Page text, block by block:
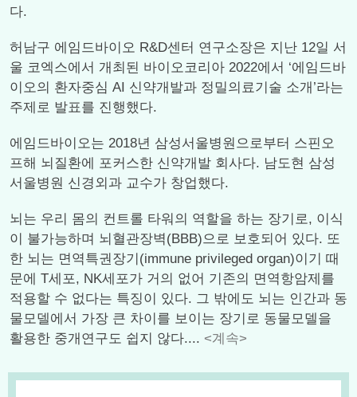
다.
허남구 에임드바이오 R&D센터 연구소장은 지난 12일 서
울 코엑스에서 개최된 바이오코리아 2022에서 ‘에임드바
이오의 환자중심 AI 신약개발과 정밀의료기술 소개’라는
주제로 발표를 진행했다.
에임드바이오는 2018년 삼성서울병원으로부터 스핀오
프해 뇌질환에 포커스한 신약개발 회사다. 남도현 삼성
서울병원 신경외과 교수가 창업했다.
뇌는 우리 몸의 컨트롤 타워의 역할을 하는 장기로, 이식
이 불가능하며 뇌혈관장벽(BBB)으로 보호되어 있다. 또
한 뇌는 면역특권장기(immune privileged organ)이기 때
문에 T세포, NK세포가 거의 없어 기존의 면역항암제를
적용할 수 없다는 특징이 있다. 그 밖에도 뇌는 인간과 동
물모델에서 가장 큰 차이를 보이는 장기로 동물모델을
활용한 중개연구도 쉽지 않다.... <계속>